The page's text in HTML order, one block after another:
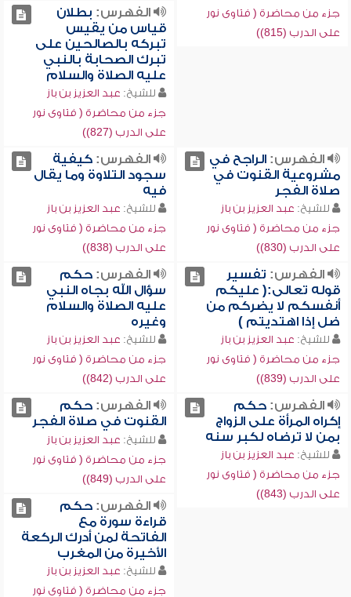
جزء من محاضرة ( فتاوى نور
على الدرب (815))
الفهرس: بطلان
قياس من يقيس
تبركه بالصالحين على
تبرك الصحابة بالنبي
عليه الصلاة والسلام
للشيخ: عبد العزيز بن باز
جزء من محاضرة ( فتاوى نور
على الدرب (827))
الفهرس:الراجح في
مشروعية القنوت في
صلاة الفجر
للشيخ: عبد العزيز بن باز
جزء من محاضرة ( فتاوى نور
على الدرب (830))
الفهرس:كيفية
سجود التلاوة وما يقال
فيه
للشيخ: عبد العزيز بن باز
جزء من محاضرة ( فتاوى نور
على الدرب (838))
الفهرس: تفسير
قوله تعالى:( عليكم
أنفسكم لا يضركم من
ضل إذا اهتديتم )
للشيخ: عبد العزيز بن باز
جزء من محاضرة ( فتاوى نور
على الدرب (839))
الفهرس:حكم
سؤال الله بجاه النبي
عليه الصلاة والسلام
وغيره
للشيخ: عبد العزيز بن باز
جزء من محاضرة ( فتاوى نور
على الدرب (842))
الفهرس:حكم
إكراه المرأة على الزواج
بمن لا ترضاه لكبر سنه
للشيخ: عبد العزيز بن باز
جزء من محاضرة ( فتاوى نور
على الدرب (843))
الفهرس:حكم
القنوت في صلاة الفجر
للشيخ: عبد العزيز بن باز
جزء من محاضرة ( فتاوى نور
على الدرب (849))
الفهرس:حكم
قراءة سورة مع
الفاتحة لمن أدرك الركعة
الأخيرة من المغرب
للشيخ: عبد العزيز بن باز
جزء من محاضرة ( فتاوى نور